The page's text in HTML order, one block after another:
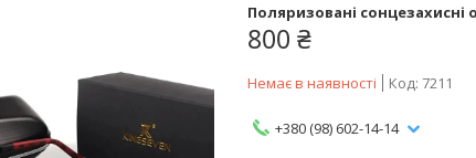
Поляризовані сонцезахисні
800 ₴
Немає в наявності Код: 7211
+380 (98) 602-14-14